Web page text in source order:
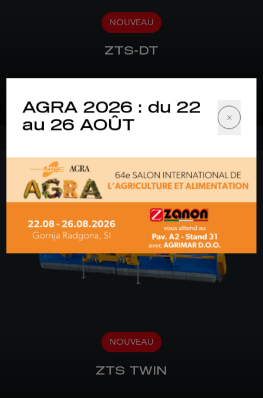
NOUVEAU
ZTS-DT
NOUVEAU
ZTS TWIN
AGRA 2026 : du 22
au 26 AOÛT